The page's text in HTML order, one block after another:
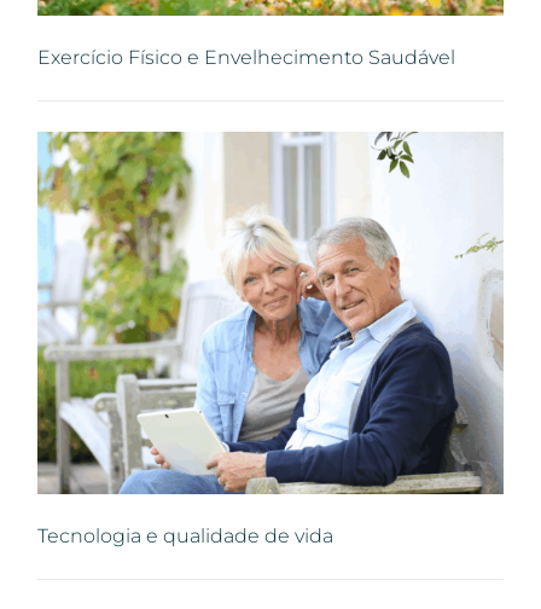
Exercício Físico e Envelhecimento Saudável
Tecnologia e qualidade de vida